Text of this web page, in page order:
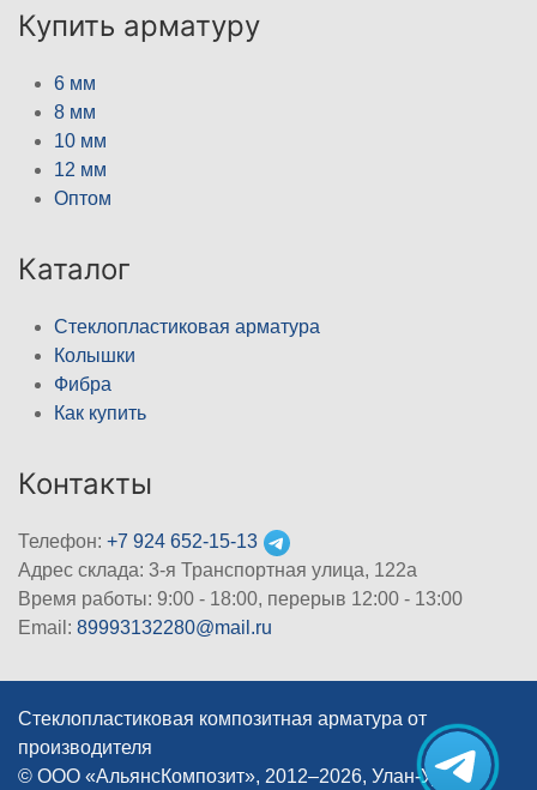
Купить арматуру
6 мм
8 мм
10 мм
12 мм
Оптом
Каталог
Стеклопластиковая арматура
Колышки
Фибра
Как купить
Контакты
Телефон: +7 924 652-15-13
Адрес склада: 3-я Транспортная улица, 122а
Время работы: 9:00 - 18:00, перерыв 12:00 - 13:00
Email: 89993132280@mail.ru
Стеклопластиковая композитная арматура от
производителя
© ООО «АльянсКомпозит», 2012–2026, Улан-Удэ
|